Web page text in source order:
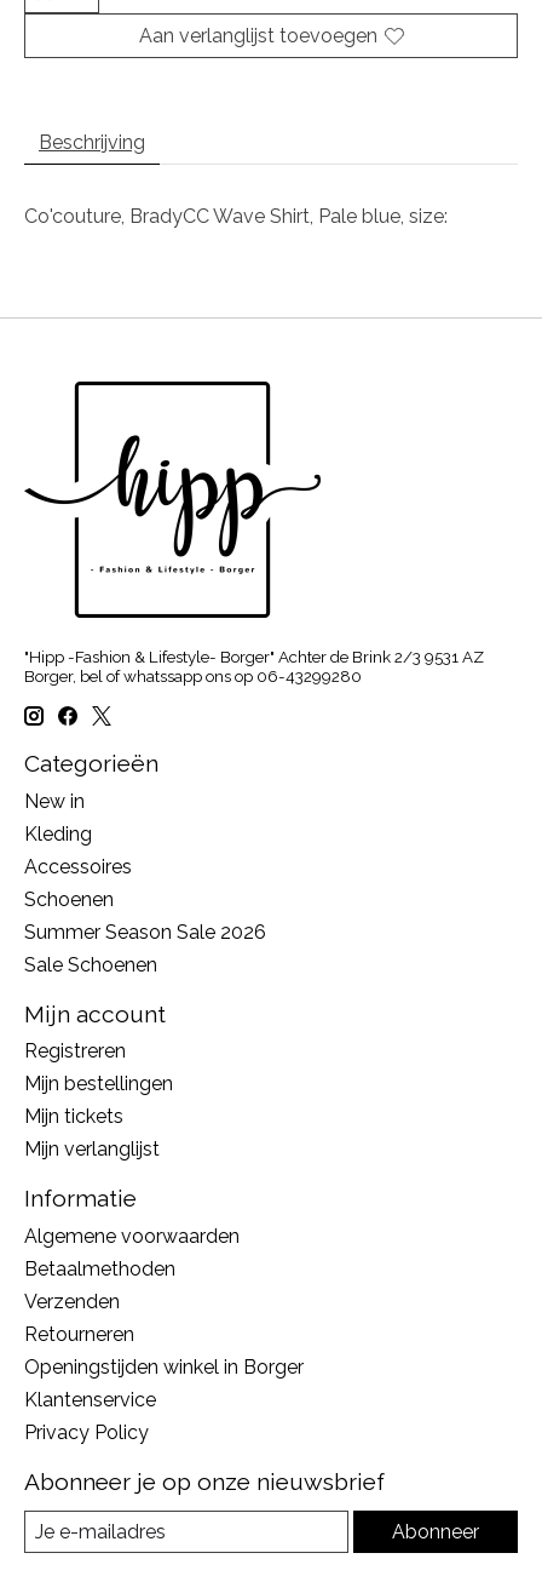
Aan verlanglijst toevoegen
Beschrijving
Co'couture, BradyCC Wave Shirt, Pale blue, size:
"Hipp -Fashion & Lifestyle- Borger" Achter de Brink 2/3 9531 AZ
Borger, bel of whatssapp ons op 06-43299280
Categorieën
New in
Kleding
Accessoires
Schoenen
Summer Season Sale 2026
Sale Schoenen
Mijn account
Registreren
Mijn bestellingen
Mijn tickets
Mijn verlanglijst
Informatie
Algemene voorwaarden
Betaalmethoden
Verzenden
Retourneren
Openingstijden winkel in Borger
Klantenservice
Privacy Policy
Abonneer je op onze nieuwsbrief
Abonneer